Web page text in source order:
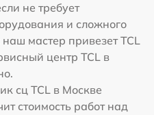
не требует
и сложного
мастер привезет TCL
центр TCL в
сц TCL в Москве
стоимость работ над